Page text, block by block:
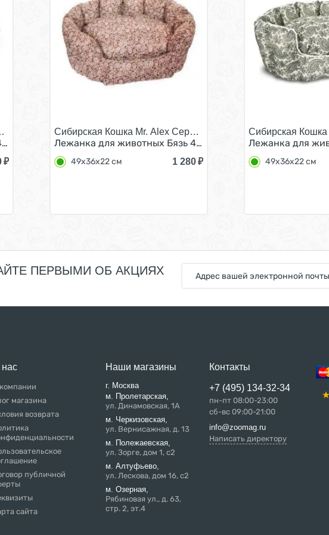
А №1/
см
₽
Сибирская Кошка Mr. Alex Серия А №2/
Лежанка для животных Бязь 49х36х22 см
49х36х22 см 1 280₽
Сибирская
Лежанка для
49х36х22 см
ПЕРВЫМИ ОБ АКЦИЯХ
магазина
возврата
публичной
сайта
Наши магазины
г. Москва
м. Пролетарская,
ул. Динамовская, 1А
м. Черкизовская,
ул. Вернисажная, д. 13
м. Полежаевская,
ул. Зорге, дом 1, с2
м. Алтуфьево,
ул. Лескова, дом 16, с2
м. Озерная,
Рябиновая ул., д. 63,
стр. 2, эт.4
Контакты
+7 (495) 134-32-34
пн-пт 08:00-23:00
сб-вс 09:00-21:00
info@zoomag.ru
Написать директору